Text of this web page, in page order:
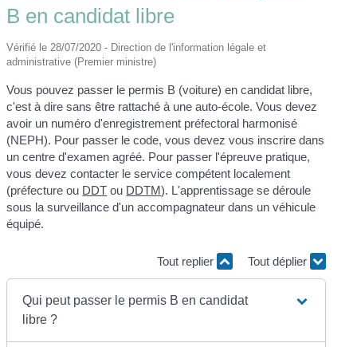
B en candidat libre
Vérifié le 28/07/2020 - Direction de l'information légale et
administrative (Premier ministre)
Vous pouvez passer le permis B (voiture) en candidat libre,
c'est à dire sans être rattaché à une auto-école. Vous devez
avoir un numéro d'enregistrement préfectoral harmonisé
(NEPH). Pour passer le code, vous devez vous inscrire dans
un centre d'examen agréé. Pour passer l'épreuve pratique,
vous devez contacter le service compétent localement
(préfecture ou DDT ou DDTM). L'apprentissage se déroule
sous la surveillance d'un accompagnateur dans un véhicule
équipé.
Tout replier Tout déplier
Qui peut passer le permis B en candidat
libre ?